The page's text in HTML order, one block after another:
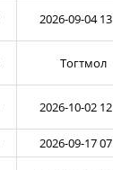
2026-09-04
Тогтмол
2026-10-02
2026-09-17